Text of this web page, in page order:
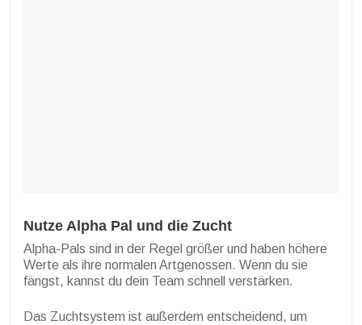
Nutze Alpha Pal und die Zucht
Alpha-Pals sind in der Regel größer und haben höhere
Werte als ihre normalen Artgenossen. Wenn du sie
fängst, kannst du dein Team schnell verstärken.
Das Zuchtsystem ist außerdem entscheidend, um